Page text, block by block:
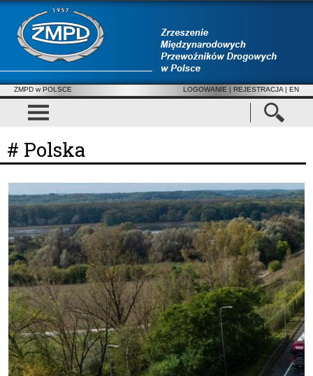
ZMPD w POLSCE LOGOWANIE | REJESTRACJA | EN
# Polska